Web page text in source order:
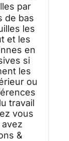
par
de bas
les
et les
en
si
les
ou
travail
vous
&